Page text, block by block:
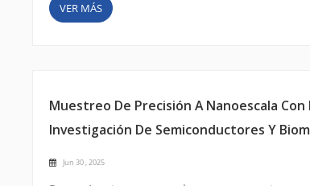
VER MÁS
Muestreo De Precisión A Nanoescala Con
Investigación De Semiconductores Y
Jun 30 , 2025